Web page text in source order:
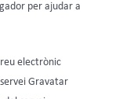
per ajudar a
electrònic
Gravatar